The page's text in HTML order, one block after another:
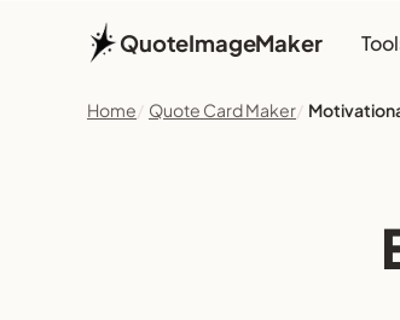
QuoteImageMaker
Home Quote Card Maker